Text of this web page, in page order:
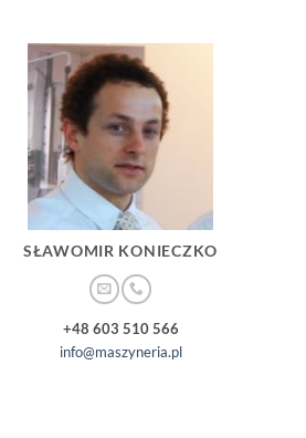
SŁAWOMIR KONIECZKO
+48 603 510 566
info@maszyneria.pl